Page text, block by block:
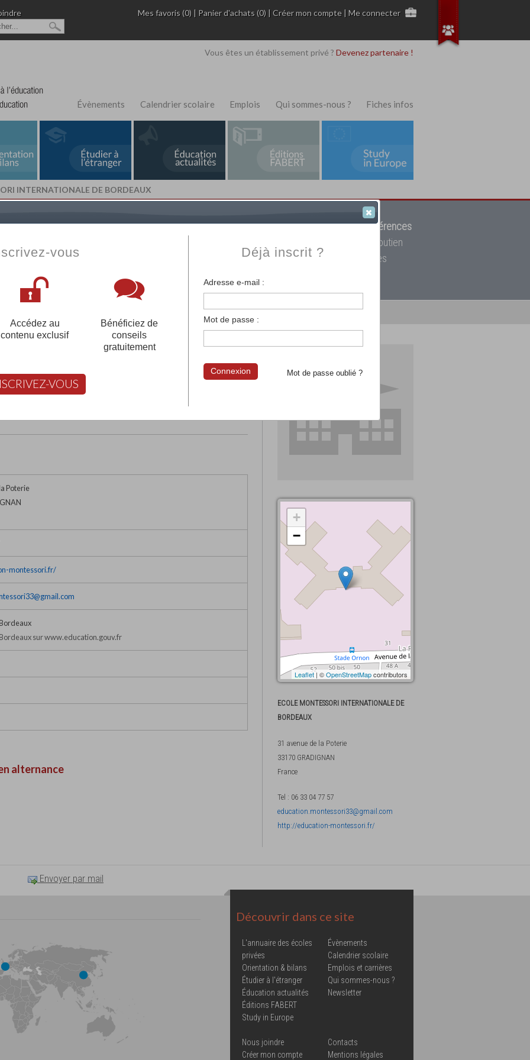
Mes favoris (0) | Panier d'achats (0) |Créer mon compte |Me connecter
Vous êtes un établissement privé ? Devenez partenaire !
Évènements Calendrier scolaire Emplois Qui sommes-nous ? Fiches infos
INTERNATIONALE DE BORDEAUX
L'Annuaire de rechercheFabert.comvous permet de trouver parmi12908 références
votre établissement privé, du primaire au supérieur, mais aussi des cours de soutien
scolaire et des cours à distance. Ce moteur regroupe toutes les écoles privées
votre compte pour être accompagné gratuitement dans votre recherche d'école
INTERNATIONALE DE
Poterie
montessori.fr/
sur www.education.gouv.fr
alternance
+
−
Leaflet| ©OpenStreetMapcontributors
ECOLE MONTESSORI INTERNATIONALE DE
BORDEAUX
31 avenue de la Poterie
33170 GRADIGNAN
France
Tel : 06 33 04 77 57
education.montessori33@gmail.com
http://education-montessori.fr/
Envoyer par mail
Découvrir dans ce site
L'annuaire des écoles
privées
Orientation & bilans
Étudier à l'étranger
Éducation actualités
Éditions FABERT
Study in Europe
Évènements
Calendrier scolaire
Emplois et carrières
Qui sommes-nous ?
Newsletter
Nous joindre
Créer mon compte
Contacts
Mentions légales
vous
Accédez au
contenu exclusif
Bénéficiez de
conseils
gratuitement
VOUS
Déjà inscrit ?
Adresse e-mail :
Mot de passe :
Mot de passe oublié ?
Connexion